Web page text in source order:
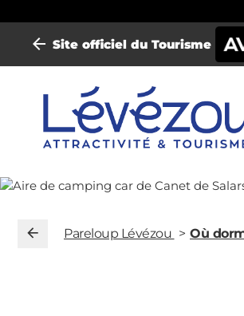
Site officiel du Tourisme
Pareloup Lévézou Où